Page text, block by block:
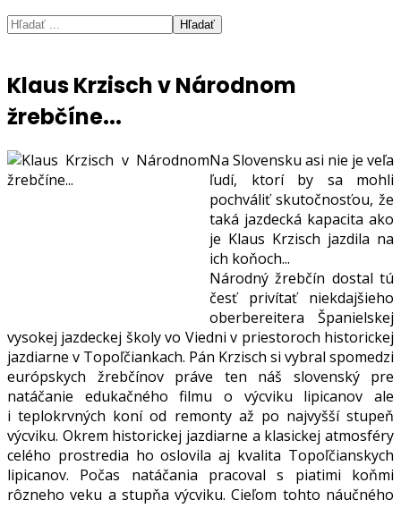
Hľadať
Klaus Krzisch v Národnom
žrebčíne...
Na Slovensku asi nie je veľa
ľudí, ktorí by sa mohli
pochváliť skutočnosťou, že
taká jazdecká kapacita ako
je Klaus Krzisch jazdila na
ich koňoch...
Národný žrebčín dostal tú
česť privítať niekdajšieho
oberbereitera Španielskej
vysokej jazdeckej školy vo Viedni v priestoroch historickej
jazdiarne v Topoľčiankach. Pán Krzisch si vybral spomedzi
európskych žrebčínov práve ten náš slovenský pre
natáčanie edukačného filmu o výcviku lipicanov ale
i teplokrvných koní od remonty až po najvyšší stupeň
výcviku. Okrem historickej jazdiarne a klasickej atmosféry
celého prostredia ho oslovila aj kvalita Topoľčianskych
lipicanov. Počas natáčania pracoval s piatimi koňmi
rôzneho veku a stupňa výcviku. Cieľom tohto náučného